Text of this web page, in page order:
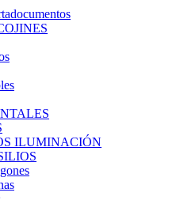
ILUMINACIÓN